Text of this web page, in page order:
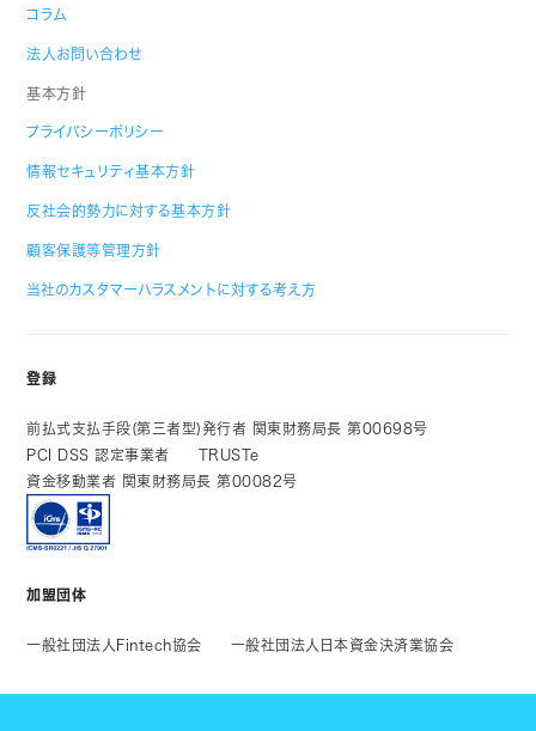
コラム
法人お問い合わせ
基本方針
プライバシーポリシー
情報セキュリティ基本方針
反社会的勢力に対する基本方針
顧客保護等管理方針
当社のカスタマーハラスメントに対する考え方
登録
前払式支払手段(第三者型)発行者 関東財務局長 第00698号
PCI DSS 認定事業者
TRUSTe
資金移動業者 関東財務局長 第00082号
加盟団体
一般社団法人Fintech協会 一般社団法人日本資金決済業協会